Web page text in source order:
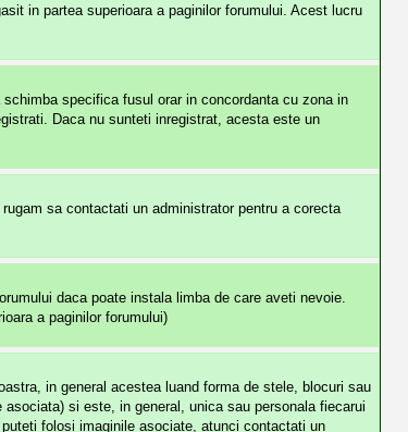
in partea superioara a paginilor forumului. Acest lucru
specifica fusul orar in concordanta cu zona in
Daca nu sunteti inregistrat, acesta este un
sa contactati un administrator pentru a corecta
daca poate instala limba de care aveti nevoie.
a paginilor forumului)
in general acestea luand forma de stele, blocuri sau
si este, in general, unica sau personala fiecarui
folosi imaginile asociate, atunci contactati un